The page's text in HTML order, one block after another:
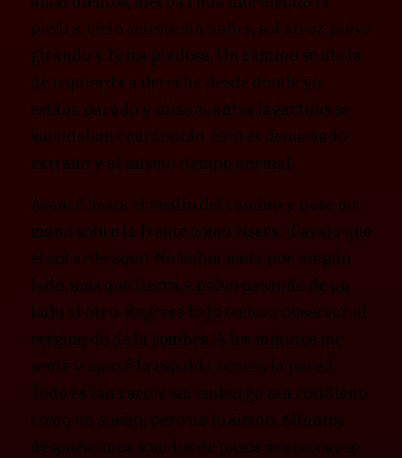
piedra, cielo celeste sin nubes, sol atroz, polvo
girando y brisa piadosa. Un camino se abría
de izquierda a derecha desde donde yo
estaba parado y unas cuantas lagartijas se
suicidaban cruzándolo. Esto es demasiado
extraño y al mismo tiempo normal.
Avancé hasta el medio del camino y puse mi
mano sobre la frente como visera. ¡Carajo que
el sol arde aquí! No había nada por ningún
lado, más que tierra y polvo pasando de un
lado al otro. Regresé bajo techo a observar al
resguardo de la sombra. A los minutos me
senté y apoyé la espalda contra la pared.
Todo es tan raro y sin embargo tan cotidiano
como un sueño; pero no lo siento. Minutos
después, unos sonidos de pasos se acercaron